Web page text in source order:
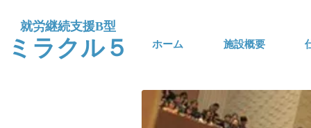
​就労継続支援B型
​ミラクル５ ホーム 施設概要